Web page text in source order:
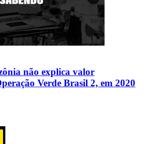
não explica valor
Verde Brasil 2, em 2020